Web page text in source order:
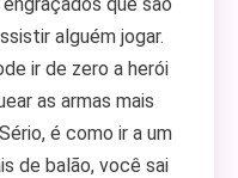
alguém jogar.
ir de zero a herói
as armas mais
é como ir a um
de balão, você sai